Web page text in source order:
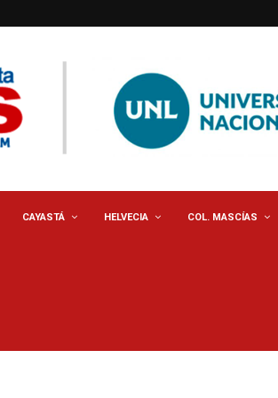
CAYASTÁ HELVECIA COL. MASCÍAS